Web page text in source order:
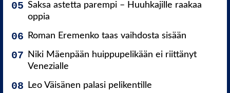
Saksa astetta parempi – Huuhkajille raakaa
oppia
Roman Eremenko taas vaihdosta sisään
Niki Mäenpään huippupelikään ei riittänyt
Venezialle
Leo Väisänen palasi pelikentille